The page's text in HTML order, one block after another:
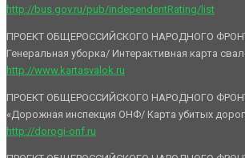
http://bus.gov.ru/pub/independentRating/list
ПРОЕКТ ОБЩЕРОССИЙСКОГО НАРОДНОГО
Генеральная уборка/ Интерактивная карта
http://www.kartasvalok.ru
ПРОЕКТ ОБЩЕРОССИЙСКОГО НАРОДНОГО
«Дорожная инспекция ОНФ/ Карта убитых
http://dorogi-onf.ru